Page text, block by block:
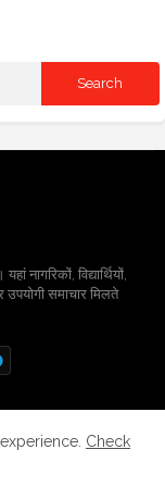
नागरिकों, विद्यार्थियों,
उपयोगी समाचार मिलते
PolicyCheck